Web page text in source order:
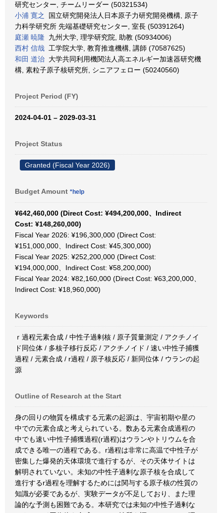
研究センター, チームリーダー (50321534)
小浦 寛之
国立研究開発法人日本原子力研究開発機構, 原子
力科学研究所 先端基礎研究センター, 室長 (50391264)
庭瀬 暁隆 九州大学, 理学研究院, 助教 (50934006)
西村 信哉 工学院大学, 教育推進機構, 講師 (70587625)
和田 道治 大学共同利用機関法人高エネルギー加速器研究機
構, 素粒子原子核研究所, シニアフェロー (50240560)
Project Period (FY)
2024-04-01 – 2029-03-31
Project Status
Granted (Fiscal Year 2026)
Budget Amount *help
¥642,460,000 (Direct Cost: ¥494,200,000、Indirect
Cost: ¥148,260,000)
Fiscal Year 2026: ¥196,300,000 (Direct Cost:
¥151,000,000、Indirect Cost: ¥45,300,000)
Fiscal Year 2025: ¥252,200,000 (Direct Cost:
¥194,000,000、Indirect Cost: ¥58,200,000)
Fiscal Year 2024: ¥82,160,000 (Direct Cost: ¥63,200,000、
Indirect Cost: ¥18,960,000)
Keywords
ｒ過程元素合成 / 中性子過剰核 / 原子質量測定 / アクチノイ
ド同位体 / 多核子移行反応 / アクチノイド / 速い中性子捕獲
過程 / 元素合成 / r過程 / 原子核反応 / 新同位体 / ウランの起
源
Outline of Research at the Start
身の回りの物質を構成する元素の起源は、宇宙初期や星の
中での元素合成と考えられている。数ある元素合成過程の
中でも速い中性子捕獲過程(r過程)はウランやトリウムを合
成できる唯一の過程である。r過程は非常に高温で中性子が
密集した爆発的天体環境で進行するが、その天体サイトは
解明されていない。未知の中性子過剰な原子核を合成して
進行するr過程を理解するためには関与する原子核の性質の
知識が必要であるが、実験データが不足しており、また理
論的な予測も困難である。本研究では未知の中性子過剰な